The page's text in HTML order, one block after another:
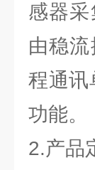
感器
由稳
程通讯
功能。
2.产品